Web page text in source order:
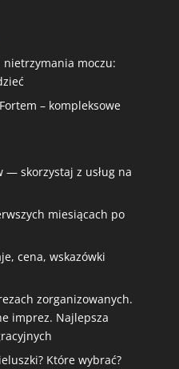
moczu:
– kompleksowe
— skorzystaj z usług na
miesiącach po
cena, wskazówki
zorganizowanych.
imprez. Najlepsza
Które wybrać?